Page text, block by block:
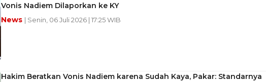
Vonis Nadiem Dilaporkan ke KY
News | Senin, 06 Juli 2026 | 17:25 WIB
Hakim Beratkan Vonis Nadiem karena Sudah Kaya, Pakar: Standarnya